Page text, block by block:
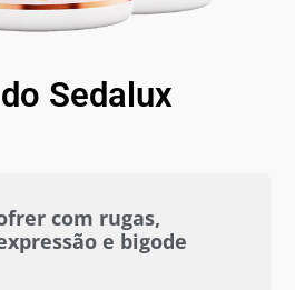
Sedalux
com rugas,
e bigode